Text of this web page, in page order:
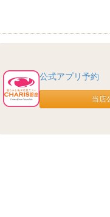
公式アプリ予約